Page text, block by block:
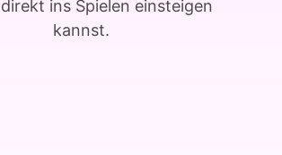
direkt ins Spielen
kannst.